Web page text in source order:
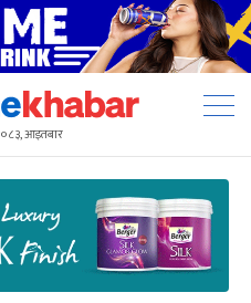
आइतबार